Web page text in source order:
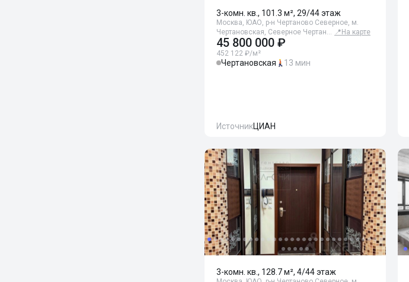
3-комн. кв., 101.3 м², 29/44 этаж
Москва, ЮАО, р-н Чертаново Северное, м.
Чертановская, Северное Чертан… 📍 На карте
45 800 000 ₽
452 122 ₽/м²
Чертановская 13 мин
ИсточникЦИАН
3-комн. кв., 128.7 м², 4/44 этаж